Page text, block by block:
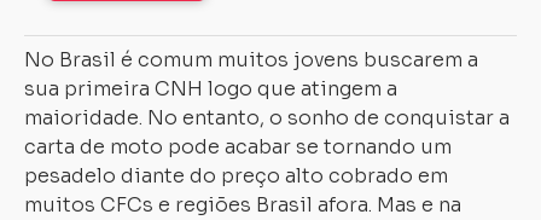
No Brasil é comum muitos jovens buscarem a
sua primeira CNH logo que atingem a
maioridade. No entanto, o sonho de conquistar a
carta de moto pode acabar se tornando um
pesadelo diante do preço alto cobrado em
muitos CFCs e regiões Brasil afora. Mas e na